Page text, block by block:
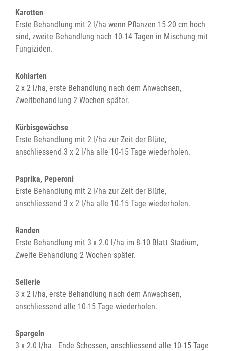
Karotten
Erste Behandlung mit 2 l/ha wenn Pflanzen 15-20 cm hoch
sind, zweite Behandlung nach 10-14 Tagen in Mischung mit
Fungiziden.
Kohlarten
2 x 2 l/ha, erste Behandlung nach dem Anwachsen,
Zweitbehandlung 2 Wochen später.
Kürbisgewächse
Erste Behandlung mit 2 l/ha zur Zeit der Blüte,
anschliessend 3 x 2 l/ha alle 10-15 Tage wiederholen.
Paprika, Peperoni
Erste Behandlung mit 2 l/ha zur Zeit der Blüte,
anschliessend 3 x 2 l/ha alle 10-15 Tage wiederholen.
Randen
Erste Behandlung mit 3 x 2.0 l/ha im 8-10 Blatt Stadium,
Zweite Behandlung 2 Wochen später.
Sellerie
3 x 2 l/ha, erste Behandlung nach dem Anwachsen,
anschliessend alle 10-15 Tage wiederholen.
Spargeln
3 x 2.0 l/ha Ende Schossen, anschliessend alle 10-15 Tage